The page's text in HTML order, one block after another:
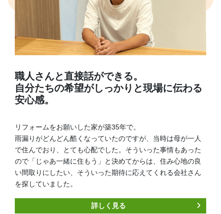
職人さんと直接話ができる。
自分たちの希望がしっかりと現場に伝わる
安心感。
リフォームをお願いした家が築35年で。
雨漏りがどんどん酷くなっていたのですが、当時は母が一人
で住んでおり、とても心配でした。そういった事情もあった
ので「じゃあ一緒に住もう」と決めてからは、住み心地の良
い間取りにしたい、そういった期待に応えてくれる会社さん
を探していました。
詳しく見る